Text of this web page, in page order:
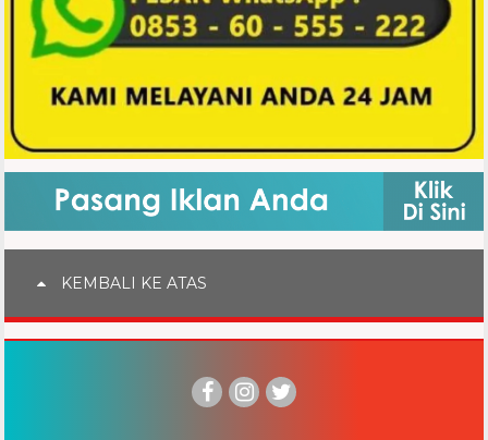
KEMBALI KE ATAS